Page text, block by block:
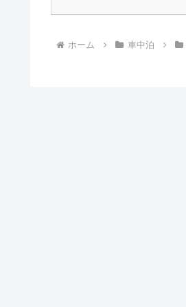
ホーム 車中泊